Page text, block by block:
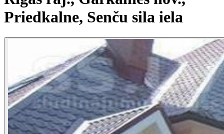
Priedkalne, Senču sila iela